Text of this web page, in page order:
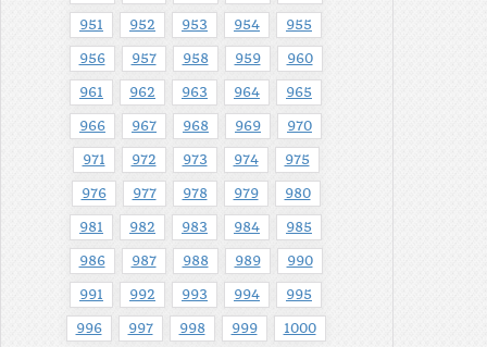
951 952 953 954 955
956 957 958 959 960
961 962 963 964 965
966 967 968 969 970
971 972 973 974 975
976 977 978 979 980
981 982 983 984 985
986 987 988 989 990
991 992 993 994 995
996 997 998 999 1000